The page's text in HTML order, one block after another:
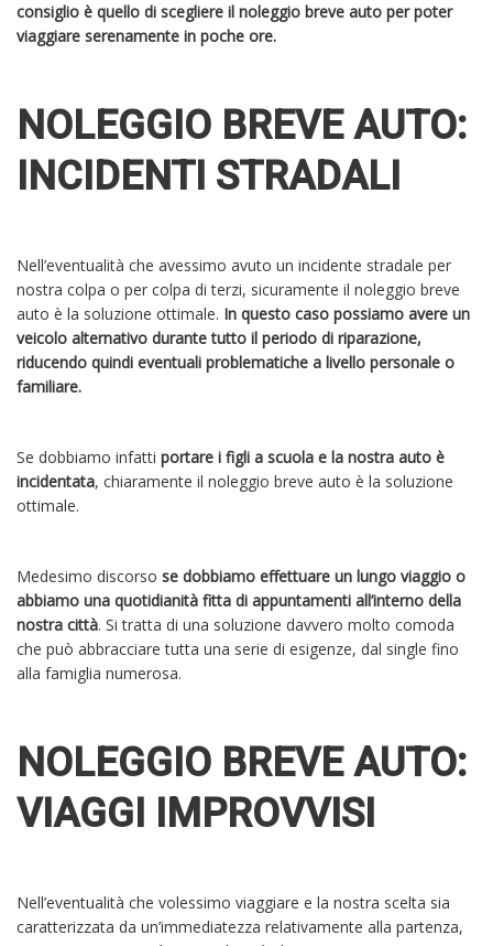
consiglio è quello di scegliere il noleggio breve auto per poter
viaggiare serenamente in poche ore.
NOLEGGIO BREVE AUTO:
INCIDENTI STRADALI
Nell’eventualità che avessimo avuto un incidente stradale per
nostra colpa o per colpa di terzi, sicuramente il noleggio breve
auto è la soluzione ottimale. In questo caso possiamo avere un
veicolo alternativo durante tutto il periodo di riparazione,
riducendo quindi eventuali problematiche a livello personale o
familiare.
Se dobbiamo infatti portare i figli a scuola e la nostra auto è
incidentata, chiaramente il noleggio breve auto è la soluzione
ottimale.
Medesimo discorso se dobbiamo effettuare un lungo viaggio o
abbiamo una quotidianità fitta di appuntamenti all’interno della
nostra città. Si tratta di una soluzione davvero molto comoda
che può abbracciare tutta una serie di esigenze, dal single fino
alla famiglia numerosa.
NOLEGGIO BREVE AUTO:
VIAGGI IMPROVVISI
Nell’eventualità che volessimo viaggiare e la nostra scelta sia
caratterizzata da un’immediatezza relativamente alla partenza,